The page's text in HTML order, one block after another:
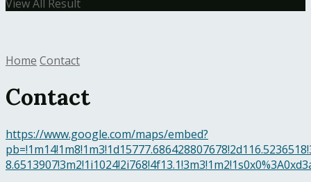
View All Result
Home Contact
Contact
https://www.google.com/maps/embed?